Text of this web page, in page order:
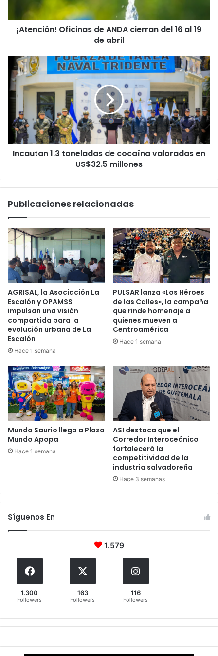
19
¡Atención! Oficinas de ANDA cierran del 16 al 19
de abril
Incautan
1.3
toneladas
de
cocaína
valoradas
en
US$32.5
millones
Incautan 1.3 toneladas de cocaína valoradas en
US$32.5 millones
Publicaciones relacionadas
AGRISAL, la Asociación La
Escalón y OPAMSS
impulsan una visión
compartida para la
evolución urbana de La
Escalón
Hace 1 semana
PULSAR lanza «Los Héroes
de las Calles», la campaña
que rinde homenaje a
quienes mueven a
Centroamérica
Hace 1 semana
Mundo Saurio llega a Plaza
Mundo Apopa
Hace 1 semana
ASI destaca que el
Corredor Interoceánico
fortalecerá la
competitividad de la
industria salvadoreña
Hace 3 semanas
Síguenos En
1.579
1.300
Followers
163
Followers
116
Followers